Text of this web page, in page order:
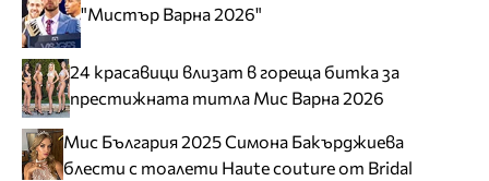
"Мистър Варна 2026"
24 красавици влизат в гореща битка за
престижната титла Мис Варна 2026
Мис България 2025 Симона Бакърджиева
блести с тоалети Haute couture от Bridal